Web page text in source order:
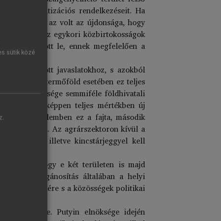
reprivatizációs rendelkezéseit. Ha
az volt az újdonsága, hogy
sőt az egykori közbirtokosságok
ben zajlott le, ennek megfelelően a
kidolgozott javaslatokhoz, s azokból
adni. A termőföld esetében ez teljes
többsége semmiféle földhivatali
tulajdonképpen teljes mértékben új
értelemben ez a fajta, második
alakult ki. Az agrárszektoron kívül a
illetve kincstárjeggyel kell
hogy e két területen is majd
a magánosítás általában a helyi
emlékezetére s a közösségek politikai
Putyin elnöksége idején
sütik közé